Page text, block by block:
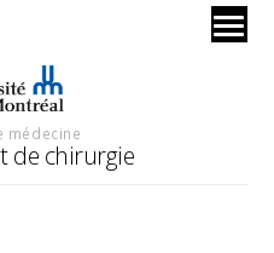
médecine
de chirurgie